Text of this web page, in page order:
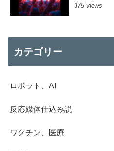
375 views
カテゴリー
ロボット、AI
反応媒体仕込み説
ワクチン、医療